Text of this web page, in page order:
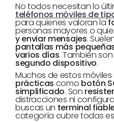
No todos necesitan lo
teléfonos móviles de
para quienes valoran la
personas mayores o
y enviar mensajes.
pantallas más
varios días. También
segundo dispositivo.
Muchos de estos
prácticas como botón
simplificado. Son
distracciones ni
buscas un terminal
categoría cubre todas